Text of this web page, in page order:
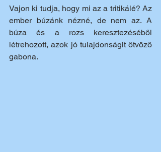
Vajon ki tudja, hogy mi az a tritikálé? Az
ember búzánk nézné, de nem az. A
búza és a rozs keresztezéséből
létrehozott, azok jó tulajdonságit ötvöző
gabona.